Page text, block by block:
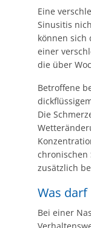
Eine
Sinusitis
können sich
einer
die über
Betroffene
Die
chronischen
zusätzlich
Was
Bei einer